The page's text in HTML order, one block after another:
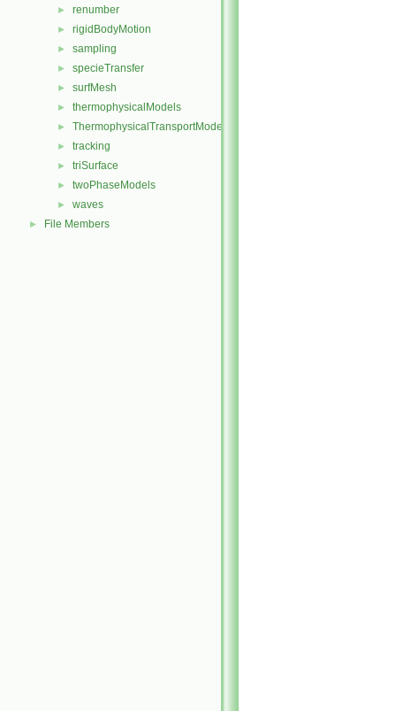
► renumber
► rigidBodyMotion
► sampling
► specieTransfer
► surfMesh
► thermophysicalModels
► ThermophysicalTransportModels
► tracking
► triSurface
► twoPhaseModels
► waves
► File Members